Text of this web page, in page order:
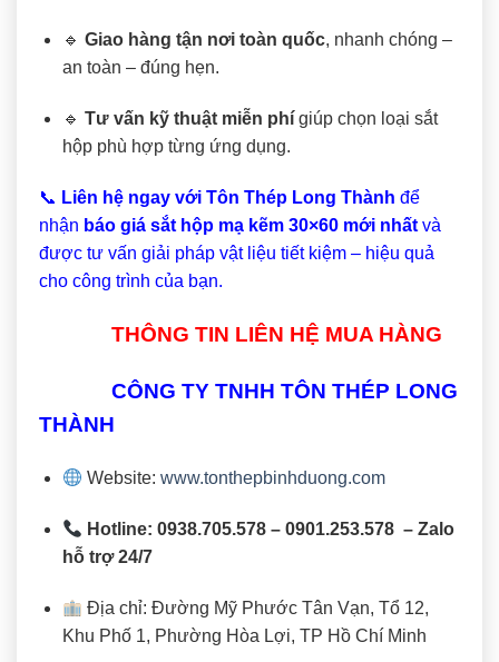
🔹 Giao hàng tận nơi toàn quốc, nhanh chóng –
an toàn – đúng hẹn.
🔹 Tư vấn kỹ thuật miễn phígiúp chọn loại sắt
hộp phù hợp từng ứng dụng.
📞 Liên hệ ngay với Tôn Thép Long Thành để
nhận báo giá sắt hộp mạ kẽm 30×60 mới nhất và
được tư vấn giải pháp vật liệu tiết kiệm – hiệu quả
cho công trình của bạn.
THÔNG TIN LIÊN HỆ MUA HÀNG
CÔNG TY TNHH TÔN THÉP LONG
THÀNH
Website:www.tonthepbinhduong.com
Hotline: 0938.705.578 – 0901.253.578 – Zalo
hỗ trợ 24/7
Địa chỉ: Đường Mỹ Phước Tân Vạn, Tổ 12,
Khu Phố 1, Phường Hòa Lợi, TP Hồ Chí Minh